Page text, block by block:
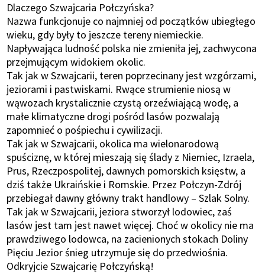
Dlaczego Szwajcaria Połczyńska?
Nazwa funkcjonuje co najmniej od początków ubiegłego
wieku, gdy były to jeszcze tereny niemieckie.
Napływająca ludność polska nie zmieniła jej, zachwycona
przejmującym widokiem okolic.
Tak jak w Szwajcarii, teren poprzecinany jest wzgórzami,
jeziorami i pastwiskami. Rwące strumienie niosą w
wąwozach krystalicznie czystą orzeźwiającą wodę, a
małe klimatyczne drogi pośród lasów pozwalają
zapomnieć o pośpiechu i cywilizacji.
Tak jak w Szwajcarii, okolica ma wielonarodową
spuściznę, w której mieszają się ślady z Niemiec, Izraela,
Prus, Rzeczpospolitej, dawnych pomorskich księstw, a
dziś także Ukraińskie i Romskie. Przez Połczyn-Zdrój
przebiegał dawny główny trakt handlowy – Szlak Solny.
Tak jak w Szwajcarii, jeziora stworzył lodowiec, zaś
lasów jest tam jest nawet więcej. Choć w okolicy nie ma
prawdziwego lodowca, na zacienionych stokach Doliny
Pięciu Jezior śnieg utrzymuje się do przedwiośnia.
Odkryjcie Szwajcarię Połczyńską!